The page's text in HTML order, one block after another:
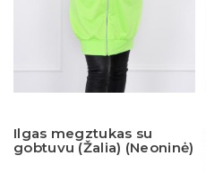
Ilgas megztukas su
gobtuvu (Žalia) (Neoninė)